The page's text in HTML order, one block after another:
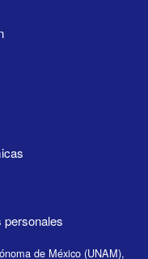
personales
de México (UNAM),